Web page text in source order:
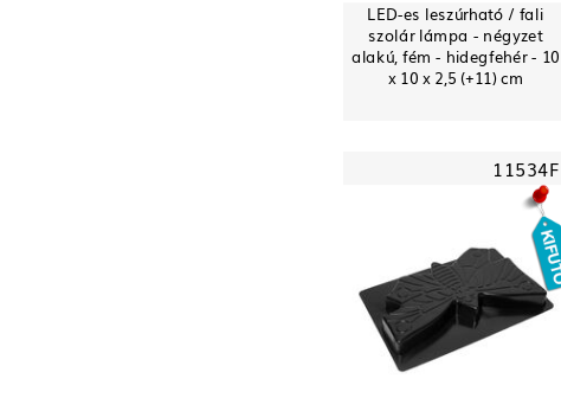
LED-es leszúrható / fali
szolár lámpa - négyzet
alakú, fém - hidegfehér - 10
x 10 x 2,5 (+11) cm
11534F